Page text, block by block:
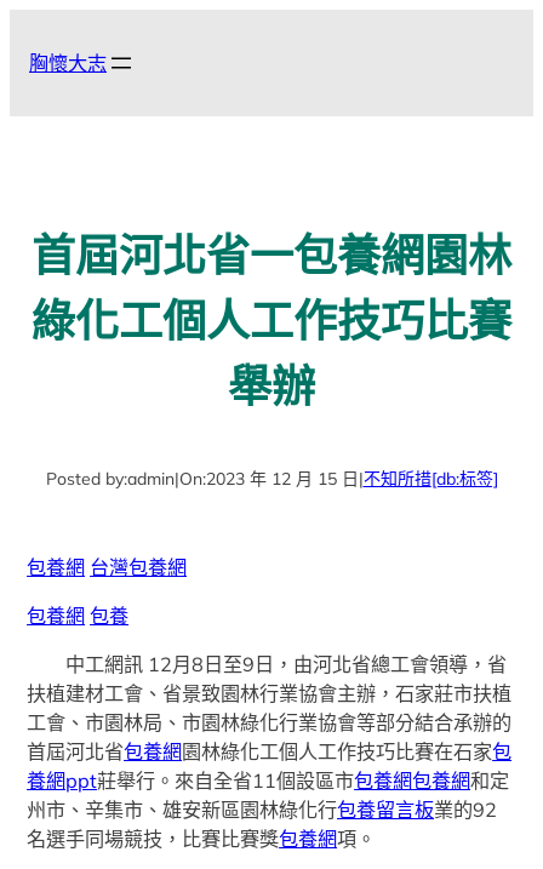
胸懷大志
首屆河北省一包養網園林
綠化工個人工作技巧比賽
舉辦
Posted by:admin|On:2023 年 12 月 15 日|不知所措[db:标签]
包養網 台灣包養網
包養網 包養
中工網訊 12月8日至9日，由河北省總工會領導，省
扶植建材工會、省景致園林行業協會主辦，石家莊市扶植
工會、市園林局、市園林綠化行業協會等部分結合承辦的
首屆河北省包養網 園林綠化工個人工作技巧比賽在石家包
養網ppt莊舉行。來自全省11個設區市包養網包養網和定
州市、辛集市、雄安新區園林綠化行包養留言板業的92
名選手同場競技，比賽比賽獎包養網項。